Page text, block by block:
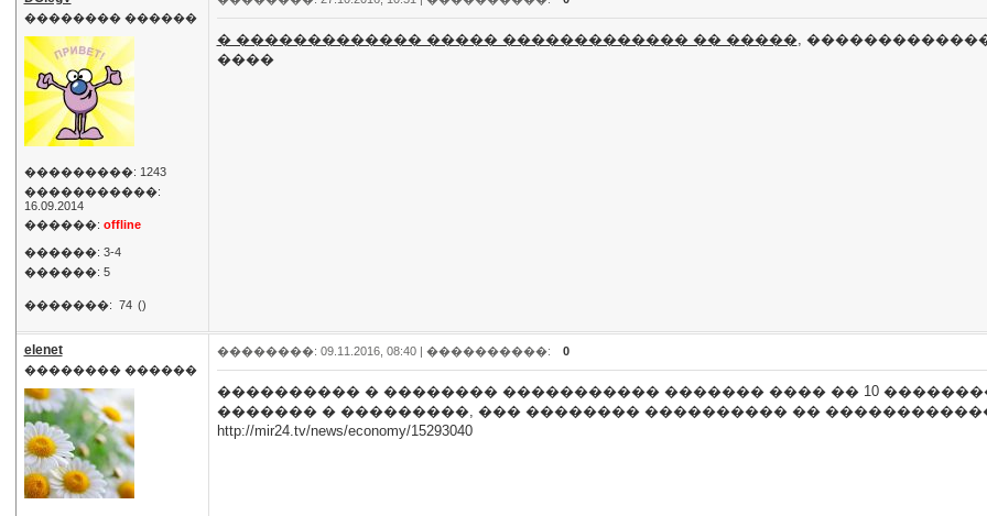
�������� ������
���������: 1243
�����������:
16.09.2014
������: offline
������: 3-4
������: 5
�������: 74 ()
� ������������� ����� ������������� �� �����,
����
elenet
�������� ������
��������: 09.11.2016, 08:40 | ����������: 0
���������� � �������� ����������� ������� ���� �� 10
������� � ���������, ��� �������� ���������� ��
http://mir24.tv/news/economy/15293040